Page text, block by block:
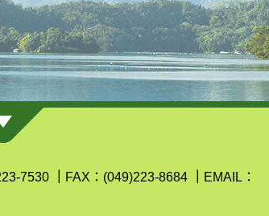
7530 FAX：(049)223-8684 EMAIL：